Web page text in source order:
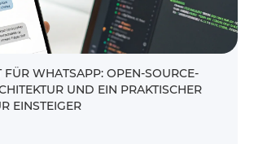
FÜR WHATSAPP: OPEN-SOURCE-
UND EIN PRAKTISCHER
EINSTEIGER